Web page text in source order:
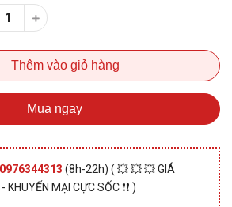
Thêm vào giỏ hàng
Mua ngay
0976344313 (8h-22h) ( 💥 💥 💥 GIÁ
MẠI CỰC SỐC ❗❗ )